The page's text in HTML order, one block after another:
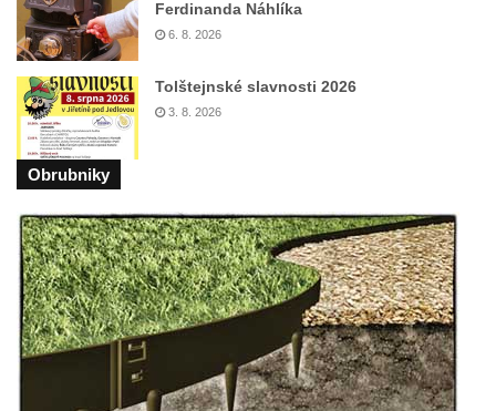
Teatron v zámeckém parku ve Valči
Letohrádek v zámeckém parku ve Valči
Zámecký skleník ve Valči
Gloriet (vyhlídkový altán) v zámecké
zahradě v Ploskovicích
Torzo oranžérie v zámeckém parku v
Štola Schachtenstein
Lesní kavárna v Bílině-Kyselce
Altán původního pramene Bílinské kyselky
v Bílině-Kyselce
Hudební altán u lázeňského domu Bílina v
Bílině-Kyselce
Ferdinanda Náhlíka
6. 8. 2026
Tolštejnské slavnosti 2026
3. 8. 2026
Obrubniky